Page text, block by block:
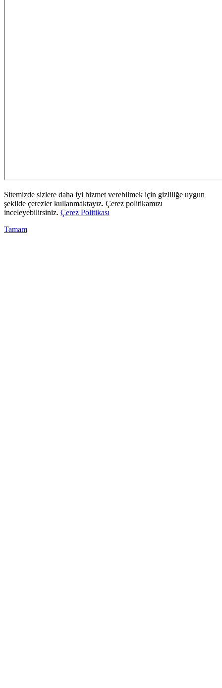
Sitemizde sizlere daha iyi hizmet verebilmek için gizliliğe uygun
şekilde çerezler kullanmaktayız. Çerez politikamızı
inceleyebilirsiniz. Çerez Politikası
Tamam